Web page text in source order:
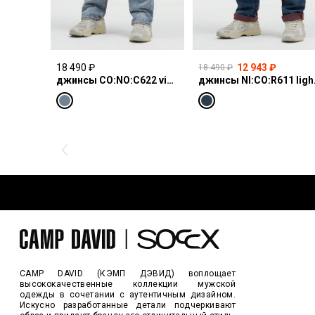
18 490 ₽
джинсы CO:NO:C622 vintage blue print
18 490 ₽ 12 943 ₽
CAMP DAVID (КЭМП ДЭВИД) воплощает
высококачественные коллекции мужской
одежды в сочетании с аутентичным дизайном.
Искусно разработанные детали подчеркивают